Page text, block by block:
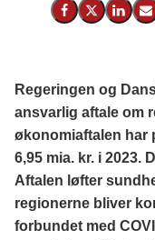
Del på Facebook
Del på X
Del på
Regeringen og
ansvarlig aftale om
økonomiaftalen har
6,95 mia. kr. i 2023.
Aftalen løfter
regionerne bliver
forbundet med